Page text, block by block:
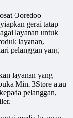
Ooredoo
gerai tatap
layanan untuk
layanan,
pelanggan yang
layanan yang
Mini 3Store atau
pelanggan,